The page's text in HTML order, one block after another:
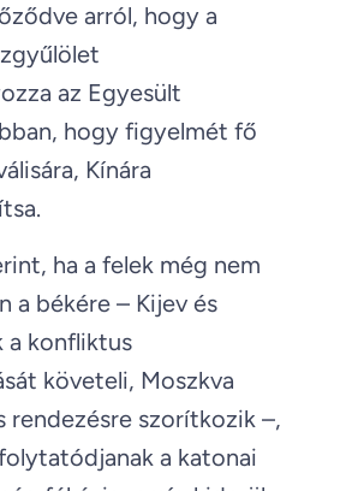
arról, hogy a
az Egyesült
hogy figyelmét fő
Kínára
ha a felek még nem
a békére – Kijev és
a konfliktus
követeli, Moszkva
rendezésre szorítkozik –,
a katonai